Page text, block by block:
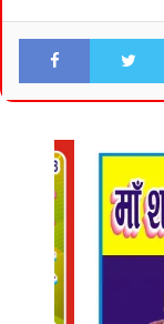
Facebook